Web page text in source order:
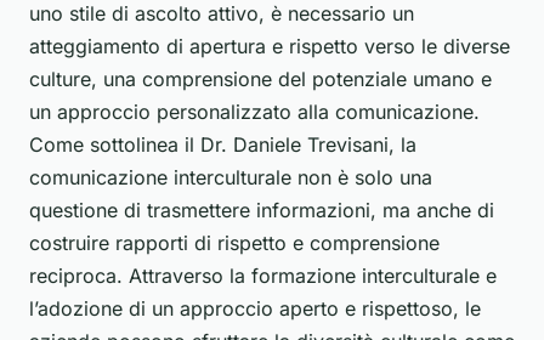
uno stile di ascolto attivo, è necessario un
atteggiamento di apertura e rispetto verso le diverse
culture, una comprensione del potenziale umano e
un approccio personalizzato alla comunicazione.
Come sottolinea il Dr. Daniele Trevisani, la
comunicazione interculturale non è solo una
questione di trasmettere informazioni, ma anche di
costruire rapporti di rispetto e comprensione
reciproca. Attraverso la formazione interculturale e
l’adozione di un approccio aperto e rispettoso, le